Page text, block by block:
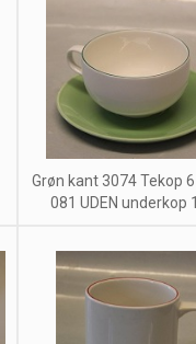
Grøn kant 3074 Tekop
081 UDEN underkop